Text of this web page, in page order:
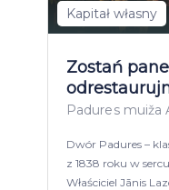
Kapitał własny
Zostań
Padures muiža
Dwór Padures –
z 1838 roku w
Właściciel Jānis